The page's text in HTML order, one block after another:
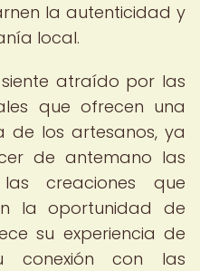
la autenticidad y
local.
atraído por las
que ofrecen una
de los artesanos, ya
de antemano las
creaciones que
la oportunidad de
su experiencia de
conexión con las